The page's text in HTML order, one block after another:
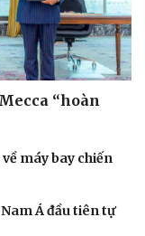
“hoàn
máy bay chiến
Á đầu tiên tự